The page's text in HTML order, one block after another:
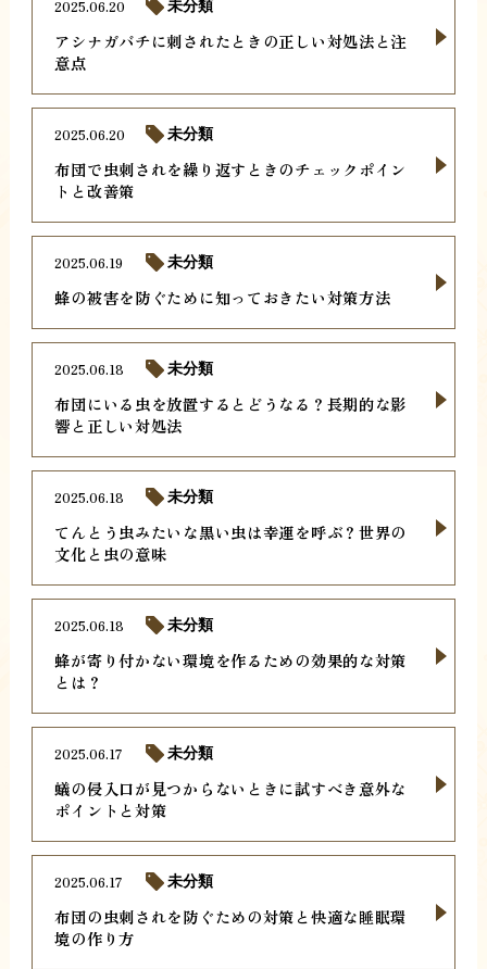
アシナガバチに刺されたときの正しい対処法と注
意点
2025.06.20 未分類
布団で虫刺されを繰り返すときのチェックポイン
トと改善策
2025.06.20 未分類
蜂の被害を防ぐために知っておきたい対策方法
2025.06.19 未分類
布団にいる虫を放置するとどうなる？長期的な影
響と正しい対処法
2025.06.18 未分類
てんとう虫みたいな黒い虫は幸運を呼ぶ？世界の
文化と虫の意味
2025.06.18 未分類
蜂が寄り付かない環境を作るための効果的な対策
とは？
2025.06.18 未分類
蟻の侵入口が見つからないときに試すべき意外な
ポイントと対策
2025.06.17 未分類
布団の虫刺されを防ぐための対策と快適な睡眠環
境の作り方
2025.06.17 未分類